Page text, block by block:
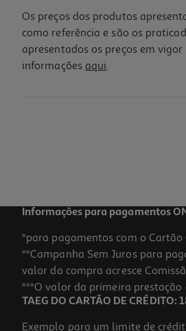
Os preços dos produtos
como referência e são os
apresentados os preços em
informações aqui.
Informações para pagamentos
*para pagamentos com o
**Campanha Sem Juros para
valor da compra acresce
***O valor da primeira prestação
TAEG DO CARTÃO DE CRÉDITO:
Exemplo para um limite de